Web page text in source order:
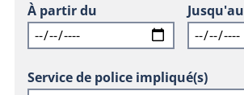
À partir du Jusqu'au
Service de police impliqué(s)